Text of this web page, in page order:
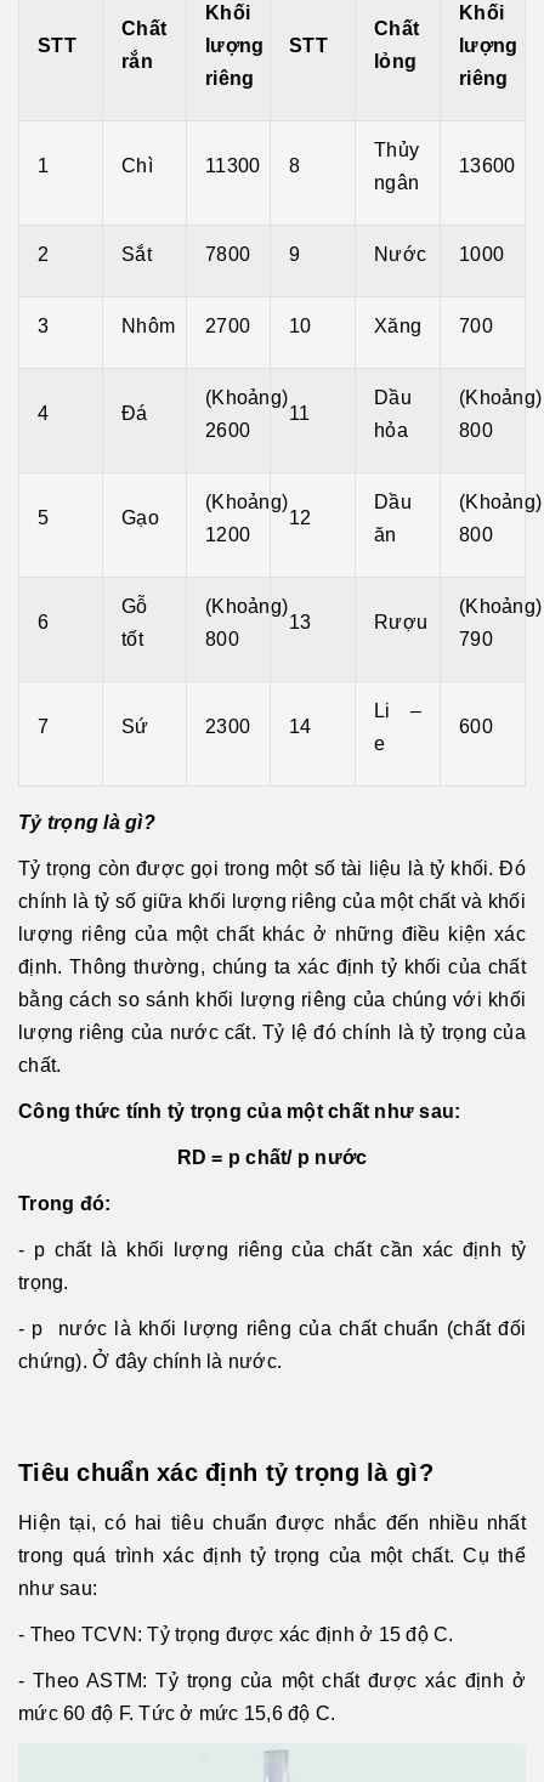
STT
Chất
rắn
Khối
lượng
riêng
STT
Chất
lỏng
Khối
lượng
riêng
1 Chì 11300 8
Thủy
ngân
13600
2 Sắt 7800 9 Nước 1000
3 Nhôm 2700 10 Xăng 700
4 Đá
(Khoảng)
2600
11
Dầu
hỏa
(Khoảng)
800
5 Gạo
(Khoảng)
1200
12
Dầu
ăn
(Khoảng)
800
6
Gỗ
tốt
(Khoảng)
800
13 Rượu
(Khoảng)
790
7 Sứ 2300 14
Li –
e
600
Tỷ trọng là gì?
Tỷ trọng còn được gọi trong một số tài liệu là tỷ khối. Đó
chính là tỷ số giữa khối lượng riêng của một chất và khối
lượng riêng của một chất khác ở những điều kiện xác
định. Thông thường, chúng ta xác định tỷ khối của chất
bằng cách so sánh khối lượng riêng của chúng với khối
lượng riêng của nước cất. Tỷ lệ đó chính là tỷ trọng của
chất.
Công thức tính tỷ trọng của một chất như sau:
RD = p chất/ p nước
Trong đó:
- p chất là khối lượng riêng của chất cần xác định tỷ
trọng.
- p nước là khối lượng riêng của chất chuẩn (chất đối
chứng). Ở đây chính là nước.
Tiêu chuẩn xác định tỷ trọng là gì?
Hiện tại, có hai tiêu chuẩn được nhắc đến nhiều nhất
trong quá trình xác định tỷ trọng của một chất. Cụ thể
như sau:
- Theo TCVN: Tỷ trọng được xác định ở 15 độ C.
- Theo ASTM: Tỷ trọng của một chất được xác định ở
mức 60 độ F. Tức ở mức 15,6 độ C.